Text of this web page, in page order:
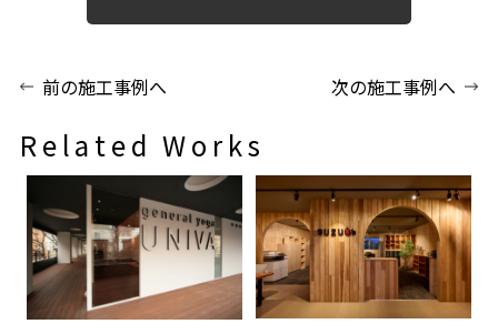
前の施工事例へ 次の施工事例へ
Related Works